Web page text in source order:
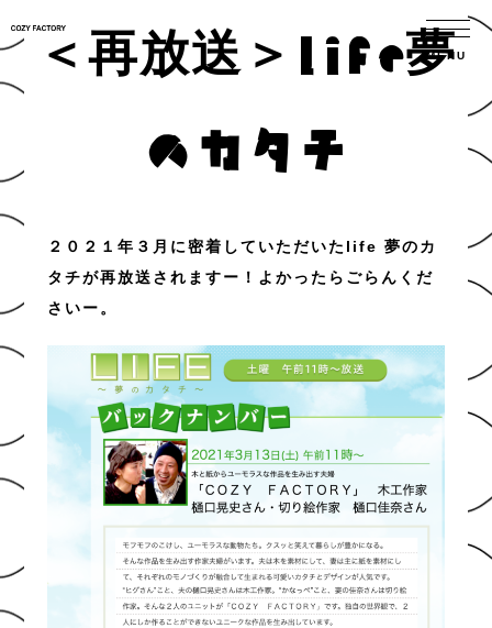
＜再放送＞life夢
のカタチ
２０２１年３月に密着していただいた life 夢のカ
タチが再放送されますー！よかったらごらんくだ
さいー。